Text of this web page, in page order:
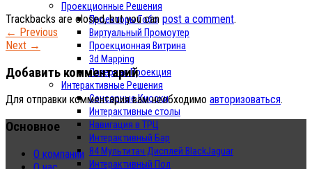
Проекционные Решения
Проекторы Гобо
Виртуальный Промоутер
Проекционная Витрина
3d Mapping
Лазерная Проекция
Интерактивные Решения
Сенсорные Киоски
Интерактивные столы
Навигация в ТРЦ
Интерактивный Бар
84 Мультитач Дисплей BlackJaguar
Интерактивный Пол
Trackbacks are closed, but you can post a comment.
← Previous
Next →
Добавить комментарий
Для отправки комментария вам необходимо авторизоваться.
Основное
О компании